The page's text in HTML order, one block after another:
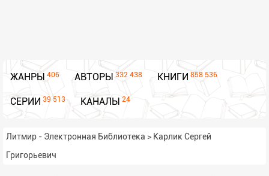
ЖАНРЫ 406 АВТОРЫ 332 438 КНИГИ 858 536
СЕРИИ 39 513 КАНАЛЫ 24
Литмир - Электронная Библиотека > Карлик Сергей
Григорьевич